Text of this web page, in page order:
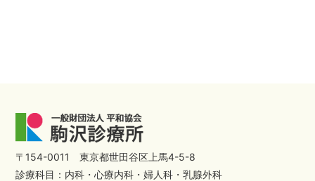
〒154-0011 東京都世田谷区上馬4-5-8
診療科目：内科・心療内科・婦人科・乳腺外科